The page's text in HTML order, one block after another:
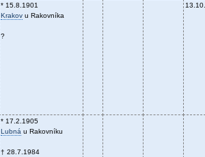
* 15.8.1901
Krakov u Rakovníka
?
* 17.2.1905
Lubná u Rakovníku
† 28.7.1984